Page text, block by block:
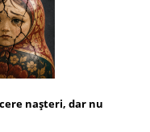
nașteri, dar nu